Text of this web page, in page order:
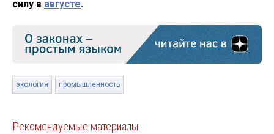
силу в августе.
экология промышленность
Рекомендуемые материалы